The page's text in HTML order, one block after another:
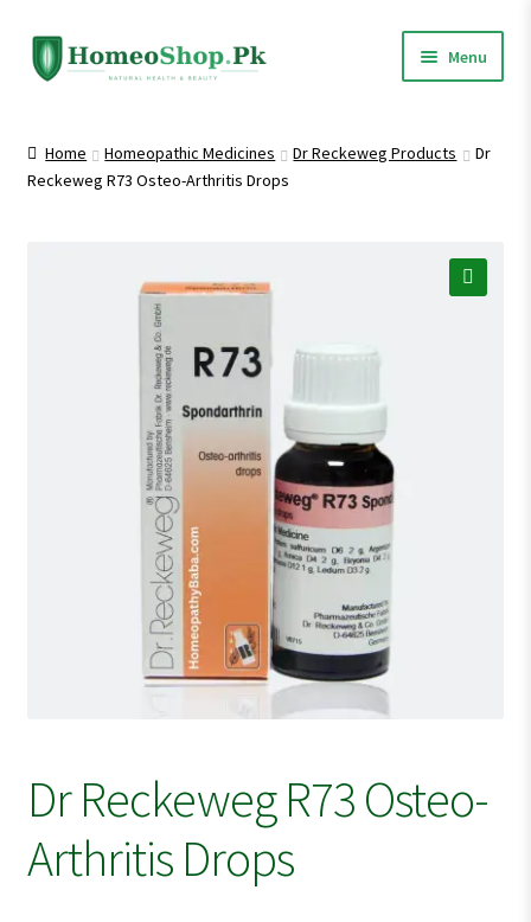
Skip
to
Skip
to
Menu
Shop All
child
menu
Home Homeopathic Medicines Dr Reckeweg Products
Dr
Reckeweg R73 Osteo-Arthritis Drops
Dr Reckeweg R73 Osteo-
Arthritis Drops